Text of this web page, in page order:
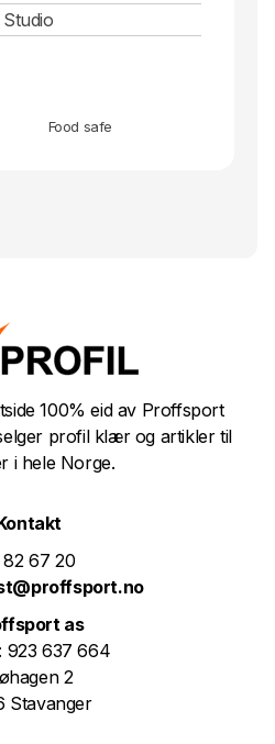
Food safe
100% eid av Proffsport
profil klær og artikler til
i hele Norge.
82 67 20
as
923 637 664
2
Stavanger